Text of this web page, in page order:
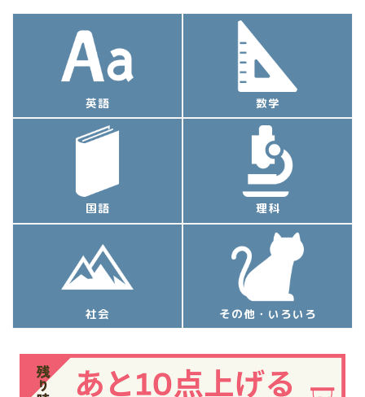
英語 数学
国語 理科
社会 その他・いろいろ